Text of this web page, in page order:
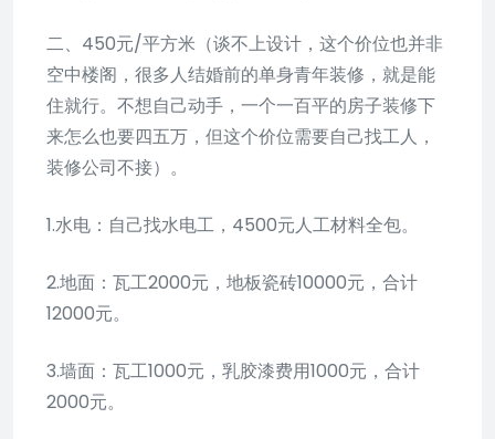
二、450元/平方米（谈不上设计，这个价位也并非
空中楼阁，很多人结婚前的单身青年装修，就是能
住就行。不想自己动手，一个一百平的房子装修下
来怎么也要四五万，但这个价位需要自己找工人，
装修公司不接）。
1.水电：自己找水电工，4500元人工材料全包。
2.地面：瓦工2000元，地板瓷砖10000元，合计
12000元。
3.墙面：瓦工1000元，乳胶漆费用1000元，合计
2000元。